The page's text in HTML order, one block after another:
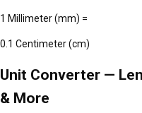
1 Millimeter (mm) =
0.1 Centimeter (cm)
Unit Converter —
& More